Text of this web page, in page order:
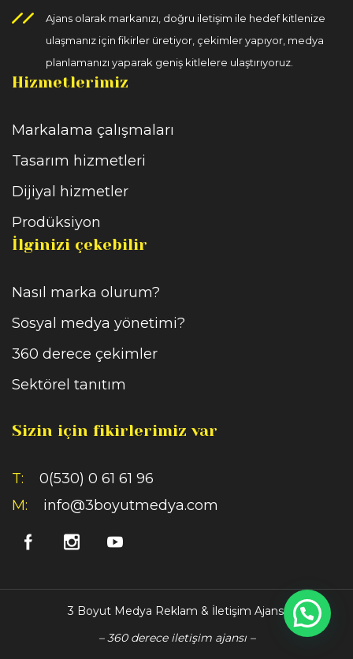
Ajans olarak markanızı, doğru iletişim ile hedef kitlenize
ulaşmanız için fikirler üretiyor, çekimler yapıyor, medya
planlamanızı yaparak geniş kitlelere ulaştırıyoruz.
Hizmetlerimiz
Markalama çalışmaları
Tasarım hizmetleri
Dijiyal hizmetler
Prodüksiyon
İlginizi çekebilir
Nasıl marka olurum?
Sosyal medya yönetimi?
360 derece çekimler
Sektörel tanıtım
Sizin için fikirlerimiz var
T: 0(530) 0 61 61 96
M: info@3boyutmedya.com
3 Boyut Medya Reklam & İletişim Ajansı
– 360 derece iletişim ajansı –